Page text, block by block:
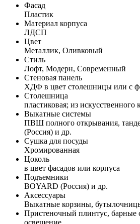
Фасад
Пластик
Материал корпуса
ЛДСП
Цвет
Металлик, Оливковый
Стиль
Лофт, Модерн, Современный
Стеновая панель
ХДФ в цвет столешницы или с
Столешница
пластиковая; из искусственного
Выкатные системы
ПВШ полного открывания,
(Россия) и др.
Сушка для посуды
Хромированная
Цоколь
в цвет фасадов или корпуса
Подъемники
BOYARD (Россия) и др.
Аксессуары
Выкатные корзины,
Пристеночный плинтус, барные
освещение